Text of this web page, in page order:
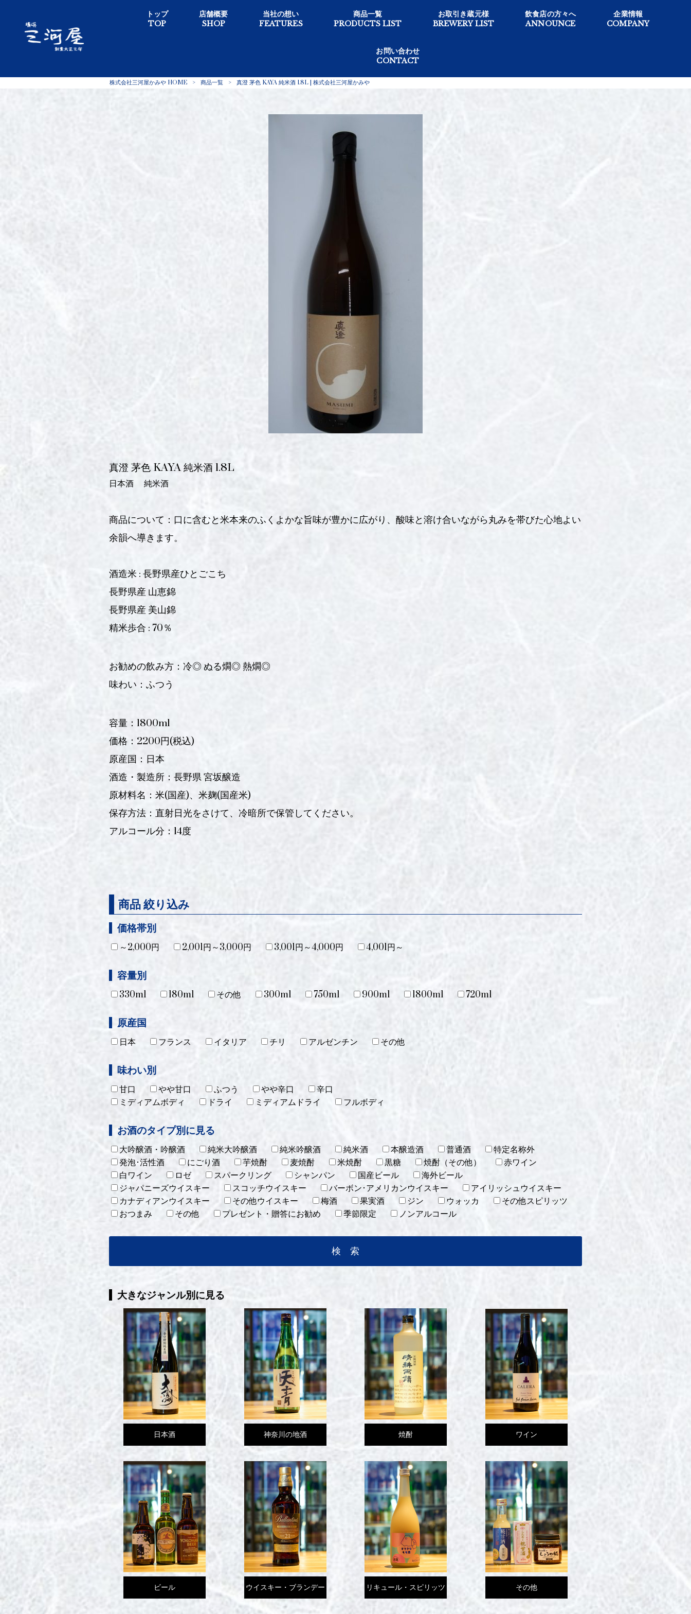
トップ
TOP
店舗概要
SHOP
当社の想い
FEATURES
商品一覧
PRODUCTS LIST
お取引き蔵元様
BREWERY LIST
飲食店の方々へ
ANNOUNCE
企業情報
COMPANY
お問い合わせ
CONTACT
株式会社三河屋かみや HOME > 商品一覧 > 真澄 茅色 KAYA 純米酒 1.8L | 株式会社三河屋かみや
真澄 茅色 KAYA 純米酒 1.8L
日本酒 純米酒
商品について：口に含むと米本来のふくよかな旨味が豊かに広がり、酸味と溶け合いながら丸みを帯びた心地よい
余韻へ導きます。
酒造米 : 長野県産ひとごこち
長野県産 山恵錦
長野県産 美山錦
精米歩合 : 70％
お勧めの飲み方：冷◎ ぬる燗◎ 熱燗◎
味わい：ふつう
容量：1800ml
価格：2200円(税込)
原産国：日本
酒造・製造所：長野県 宮坂醸造
原材料名：米(国産)、米麹(国産米)
保存方法：直射日光をさけて、冷暗所で保管してください。
アルコール分：14度
商品 絞り込み
価格帯別
～2,000円
2,001円～3,000円 3,001円～4,000円 4,001円～
容量別
330ml
180ml その他 300ml 750ml 900ml 1800ml 720ml
原産国
日本
フランス イタリア チリ アルゼンチン その他
味わい別
甘口
やや甘口 ふつう やや辛口
辛口
ミディアムボディ
ドライ ミディアムドライ フルボディ
お酒のタイプ別に見る
大吟醸酒・吟醸酒
純米大吟醸酒 純米吟醸酒 純米酒 本醸造酒 普通酒
特定名称外
発泡･活性酒
にごり酒 芋焼酎 麦焼酎 米焼酎 黒糖 焼酎（その他）
赤ワイン
白ワイン
ロゼ スパークリング シャンパン 国産ビール
海外ビール
ジャパニーズウイスキー
スコッチウイスキー バーボン･アメリカンウイスキー
アイリッシュウイスキー
カナディアンウイスキー
その他ウイスキー 梅酒 果実酒 ジン ウォッカ
その他スピリッツ
おつまみ
その他 プレゼント・贈答にお勧め 季節限定 ノンアルコール
大きなジャンル別に見る
日本酒 神奈川の地酒 焼酎 ワイン
ビール ウイスキー・ブランデー リキュール・スピリッツ その他